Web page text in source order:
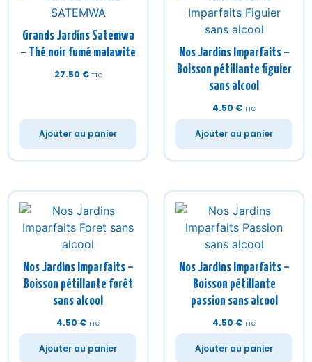
Grands Jardins Satemwa
– Thé noir fumé malawite
27.50 € TTC
Ajouter au panier
Nos Jardins Imparfaits –
Boisson pétillante figuier
sans alcool
4.50 € TTC
Ajouter au panier
Nos Jardins Imparfaits –
Boisson pétillante forêt
sans alcool
4.50 € TTC
Ajouter au panier
Nos Jardins Imparfaits –
Boisson pétillante
passion sans alcool
4.50 € TTC
Ajouter au panier